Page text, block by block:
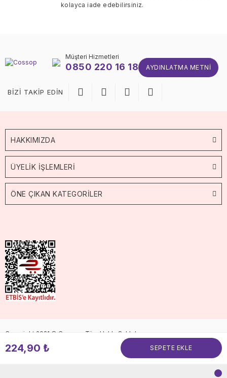
224,90 ₺ SEPETE EKLE
kolayca iade edebilirsiniz.
Müşteri Hizmetleri
0850 220 16 18 AYDINLATMA METNI
BİZİ TAKİP EDİN
HAKKIMIZDA
ÜYELİK İŞLEMLERİ
ÖNE ÇIKAN KATEGORİLER
Copyright 2021 © Cossop. Tüm Hakkı Saklıdır.